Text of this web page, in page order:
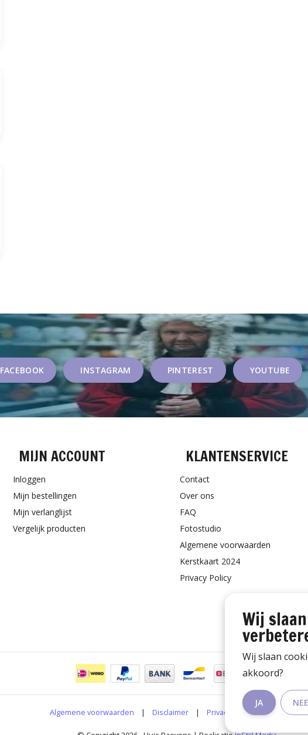
FACEBOOK INSTAGRAM PINTEREST YOUTUBE
MIJN ACCOUNT
Inloggen
Mijn bestellingen
Mijn verlanglijst
Vergelijk producten
KLANTENSERVICE
Contact
Over ons
FAQ
Fotostudio
Algemene voorwaarden
Kerstkaart 2024
Privacy Policy
Algemene voorwaarden | Disclaimer | Privacy Policy RSS Feed
Wij
Wij slaan
akkoord?
JA